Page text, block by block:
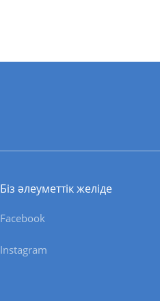
Біз әлеуметтік желіде
Facebook
Instagram